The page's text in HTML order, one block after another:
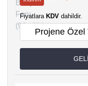
Fiyatlara KDV dahildir.
Projene Özel